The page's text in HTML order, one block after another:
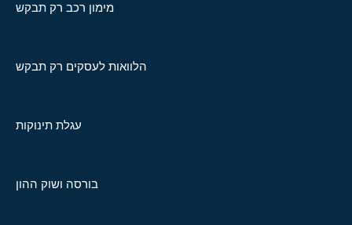
מימון רכב רק תבקש
הלוואות לעסקים רק תבקש
עגלת תינוקות
בורסה ושוק ההון